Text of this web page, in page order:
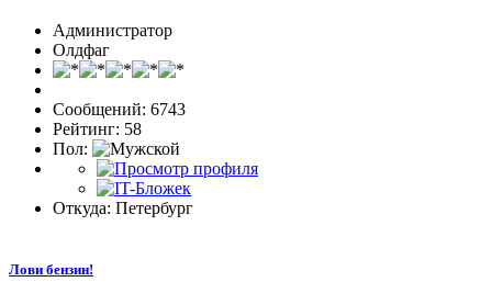
Администратор
Олдфаг
Сообщений: 6743
Рейтинг: 58
Пол:
Откуда: Петербург
Лови бензин!